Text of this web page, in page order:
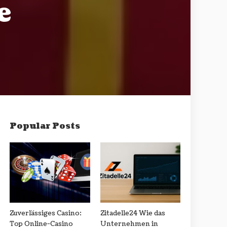
Popular Posts
Zuverlässiges Casino:
Top Online-Casino
Zitadelle24 Wie das
Unternehmen in